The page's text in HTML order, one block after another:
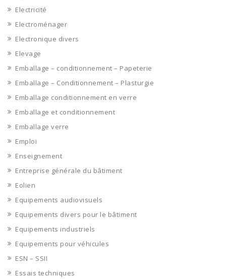
Electricité
Electroménager
Electronique divers
Elevage
Emballage – conditionnement – Papeterie
Emballage – Conditionnement – Plasturgie
Emballage conditionnement en verre
Emballage et conditionnement
Emballage verre
Emploi
Enseignement
Entreprise générale du bâtiment
Eolien
Equipements audiovisuels
Equipements divers pour le bâtiment
Equipements industriels
Equipements pour véhicules
ESN – SSII
Essais techniques